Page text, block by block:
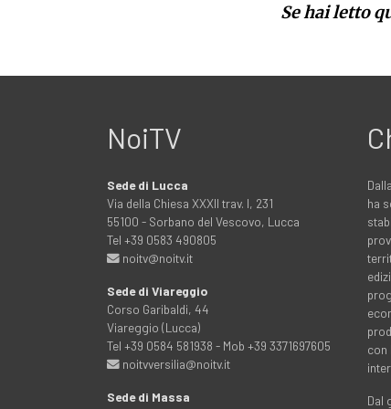
Se hai letto
NoiTV
Sede di Lucca
Via della Chiesa XXXII trav. I, 231
55100 - Sorbano del Vescovo, Lucca
Tel +39 0583 490805
noitv@noitv.it
Sede di Viareggio
Corso Garibaldi, 44
Viareggio (Lucca)
Tel +39 0584 581938 - Mob +39 3371697605
noitvversilia@noitv.it
Sede di Massa
ha
con
Dal